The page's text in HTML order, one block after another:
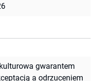
gwarantem
a odrzuceniem